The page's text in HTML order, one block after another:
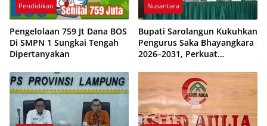
Pendidikan
Pengelolaan 759 Jt Dana BOS
Di SMPN 1 Sungkai Tengah
Dipertanyakan
Nusantara
Bupati Sarolangun Kukuhkan
Pengurus Saka Bhayangkara
2026–2031, Perkuat
Generasi Muda